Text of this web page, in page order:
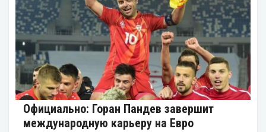
Официально: Горан Пандев завершит
международную карьеру на Евро